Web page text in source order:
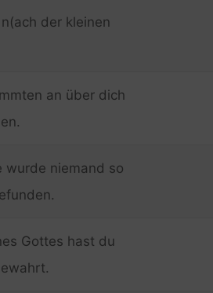
der kleinen
an über dich
wurde niemand so
Gottes hast du